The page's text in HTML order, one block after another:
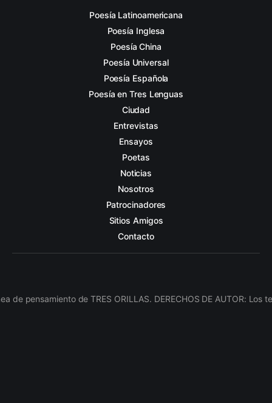
Poesía Latinoamericana
Poesía Inglesa
Poesía China
Poesía Universal
Poesía Española
Poesía en Tres Lenguas
Ciudad
Entrevistas
Ensayos
Poetas
Noticias
Nosotros
Patrocinadores
Sitios Amigos
Contacto
pensamiento de TRES ORILLAS. DERECHOS DE